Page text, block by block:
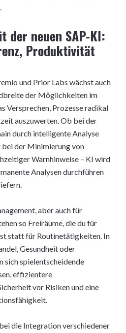
der neuen SAP-KI:
Produktivität
und Prior Labs wächst auch
der Möglichkeiten im
Versprechen, Prozesse radikal
auszuwerten. Ob bei der
durch intelligente Analyse
der Minimierung von
Warnhinweise – KI wird
Analysen durchführen
aber auch für
so Freiräume, die du für
statt für Routinetätigkeiten. In
Gesundheit oder
sich spielentscheidende
effizientere
vor Risiken und eine
die Integration verschiedener